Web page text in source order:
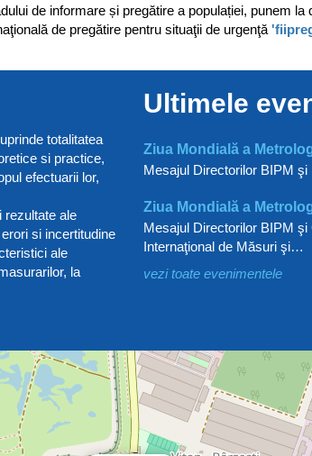
de informare și pregătire a populației, punem
de pregătire pentru situaţii de urgenţă
totalitatea
si practice,
efectuarii lor,
rezultate ale
si incertitudine
ale
la
Ultimele
Ziua Mondială a
Mesajul Directorilor BIPM
Ziua Mondială a
Mesajul Directorilor BIPM
Internaţional de Măsuri şi…
vezi toate evenimentele